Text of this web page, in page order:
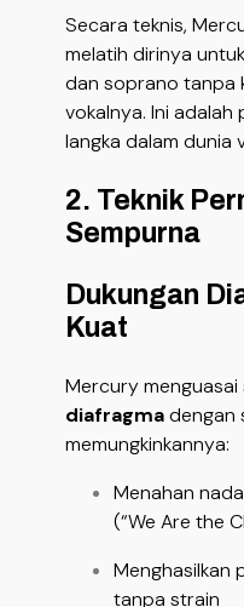
Secara teknis,
melatih dirinya
dan soprano tanpa
vokalnya. Ini
langka dalam dunia
2. Teknik
Sempurna
Dukungan
Kuat
Mercury menguasai
diafragmadengan
memungkinkannya:
Menahan
(“We Are the
Menghasilkan
tanpa strain